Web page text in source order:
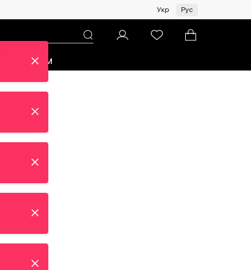
Женщинам | Топ бренды со скидками!
Укр Рус
Про ЦУМ